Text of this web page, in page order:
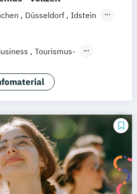
Düsseldorf
Idstein
Erfurt
Tourismus-